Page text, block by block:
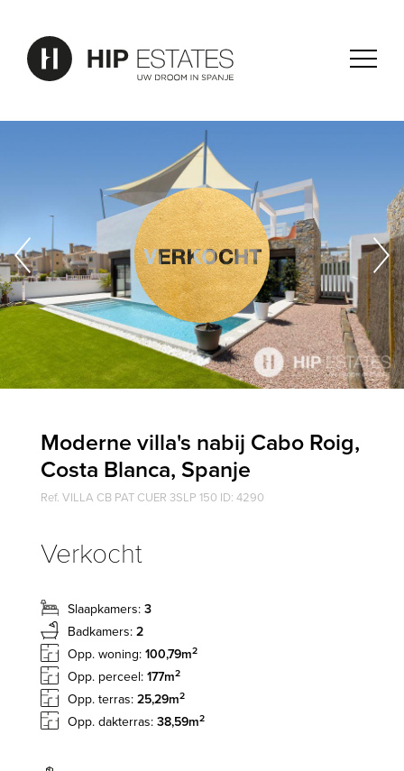
Moderne villa's nabij Cabo Roig,
Costa Blanca, Spanje
Ref. VILLA CB PAT CUER 3SLP 150 ID: 4290
Verkocht
Slaapkamers: 3
Badkamers: 2
Opp. woning: 100,79m2
Opp. perceel: 177m2
Opp. terras: 25,29m2
Opp. dakterras: 38,59m2